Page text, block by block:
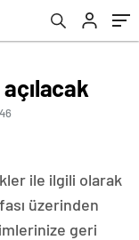
ile ilgili olarak
üzerinden
geri